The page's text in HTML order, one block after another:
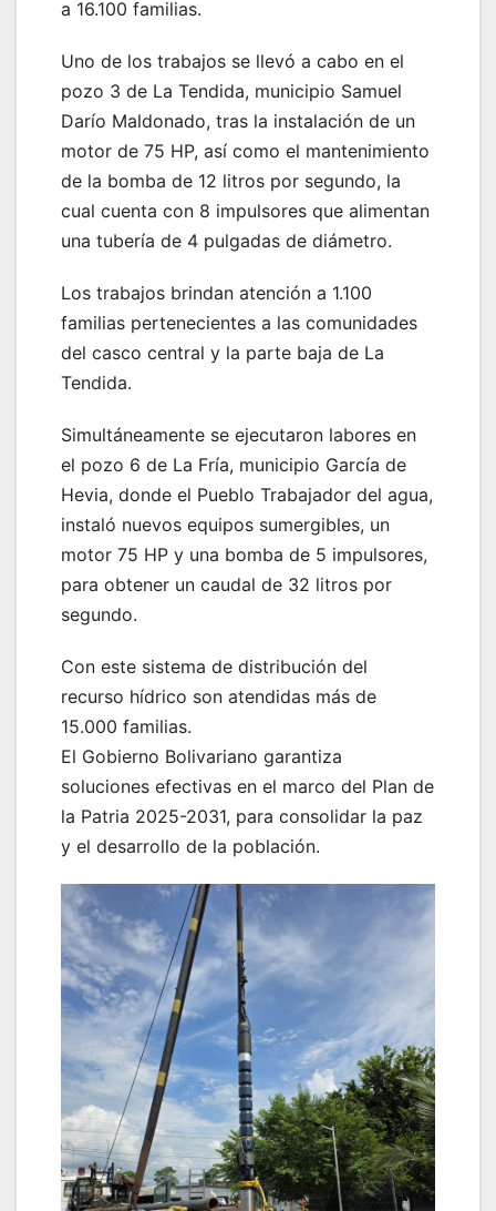
a 16.100 familias.
Uno de los trabajos se llevó a cabo en el
pozo 3 de La Tendida, municipio Samuel
Darío Maldonado, tras la instalación de un
motor de 75 HP, así como el mantenimiento
de la bomba de 12 litros por segundo, la
cual cuenta con 8 impulsores que alimentan
una tubería de 4 pulgadas de diámetro.
Los trabajos brindan atención a 1.100
familias pertenecientes a las comunidades
del casco central y la parte baja de La
Tendida.
Simultáneamente se ejecutaron labores en
el pozo 6 de La Fría, municipio García de
Hevia, donde el Pueblo Trabajador del agua,
instaló nuevos equipos sumergibles, un
motor 75 HP y una bomba de 5 impulsores,
para obtener un caudal de 32 litros por
segundo.
Con este sistema de distribución del
recurso hídrico son atendidas más de
15.000 familias.
El Gobierno Bolivariano garantiza
soluciones efectivas en el marco del Plan de
la Patria 2025-2031, para consolidar la paz
y el desarrollo de la población.